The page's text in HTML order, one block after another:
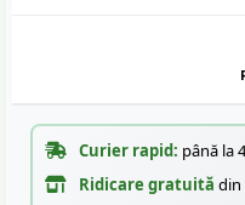
Curier rapid: până la
Ridicare gratuită din